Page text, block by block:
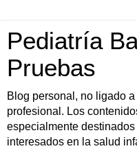
Pediatría
Pruebas
Blog personal, no ligado
profesional. Los
especialmente
interesados en la salud